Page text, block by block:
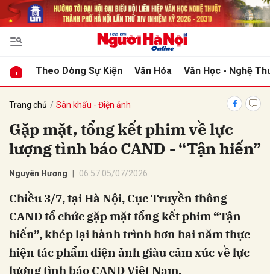
Theo Dòng Sự Kiện Văn Hóa Văn Học - Nghệ
Trang chủ Sân khấu - Điện ảnh
Gặp mặt, tổng kết phim về lực
lượng tình báo CAND - “Tận hiến”
Nguyên Hương 06:57 05/07/2026
Chiều 3/7, tại Hà Nội, Cục Truyền thông
CAND tổ chức gặp mặt tổng kết phim “Tận
hiến”, khép lại hành trình hơn hai năm thực
hiện tác phẩm điện ảnh giàu cảm xúc về lực
lượng tình báo CAND Việt Nam.
luận
Hủy